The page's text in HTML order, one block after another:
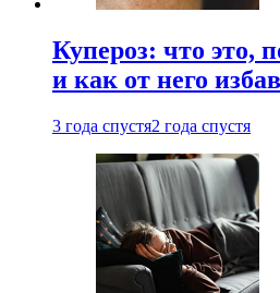
Купероз: что это,
и как от него
3 года спустя2 года спустя